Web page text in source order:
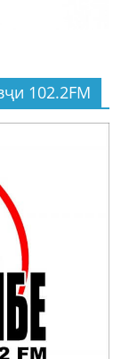
102.2FM